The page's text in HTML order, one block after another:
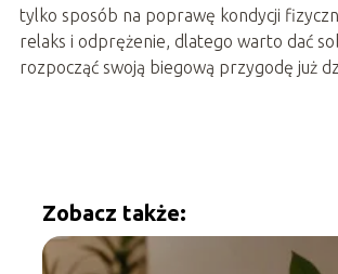
tylko sposób na poprawę kondycji
relaks i odprężenie, dlatego warto dać
rozpocząć swoją biegową przygodę już
Zobacz także: